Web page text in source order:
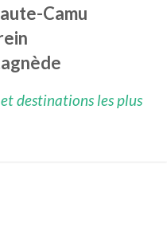
Camu
destinations les plus